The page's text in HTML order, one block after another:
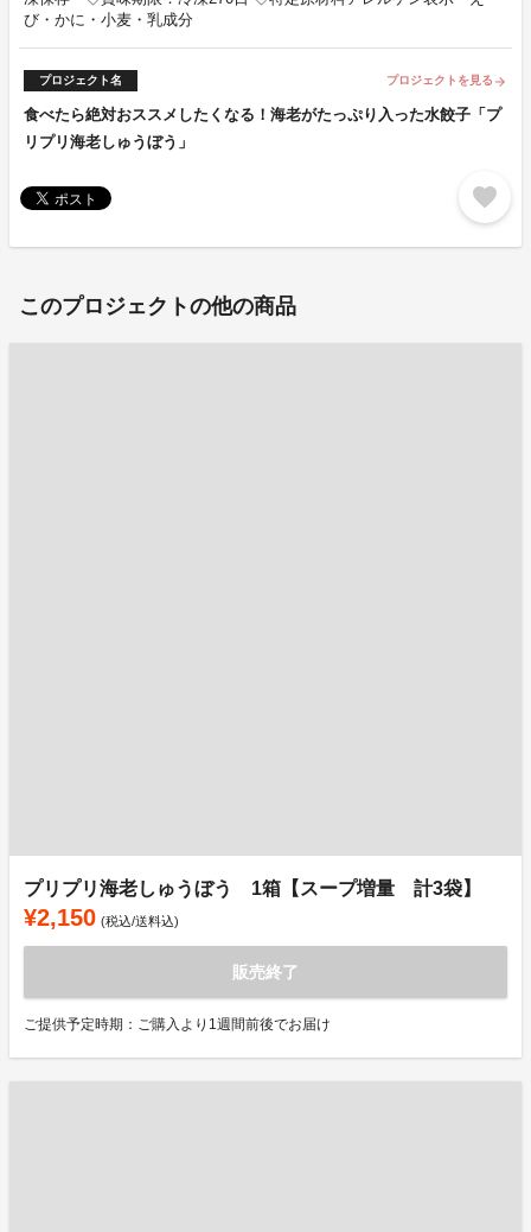
び・かに・小麦・乳成分
プロジェクト名 プロジェクトを見る arrow_forward
食べたら絶対おススメしたくなる！海老がたっぷり入った水餃子「プ
リプリ海老しゅうぼう」
favorite
このプロジェクトの他の商品
プリプリ海老しゅうぼう 1箱【スープ増量 計3袋】
¥2,150 (税込/送料込)
販売終了
ご提供予定時期：ご購入より1週間前後でお届け